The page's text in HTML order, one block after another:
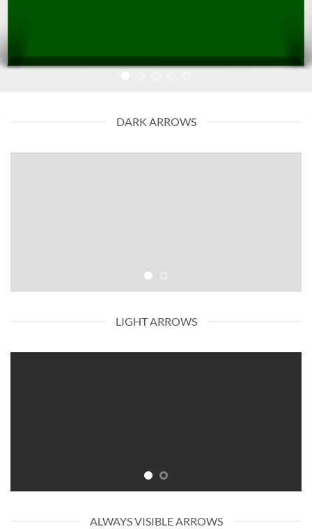
DARK ARROWS
LIGHT ARROWS
ALWAYS VISIBLE ARROWS